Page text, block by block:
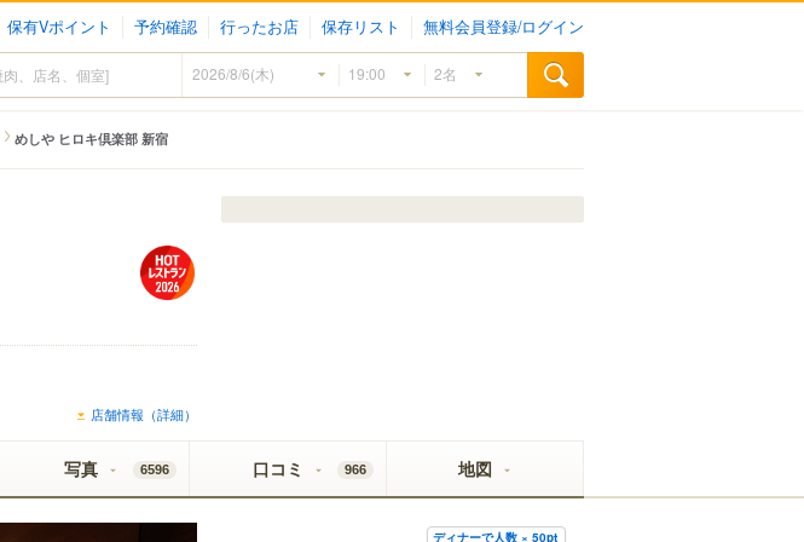
保有Vポイント 予約確認 行ったお店 保存リスト 無料会員登録/ログイン
めしや ヒロキ倶楽部 新宿
店舗情報（詳細）
写真 6596 口コミ 966 地図
ディナーで人数 × 50pt